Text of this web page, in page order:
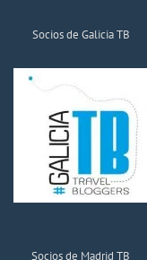
Socios de Galicia TB
Socios de Madrid TB